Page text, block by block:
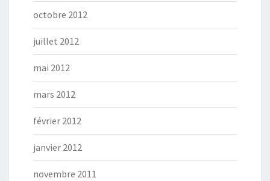
octobre 2012
juillet 2012
mai 2012
mars 2012
février 2012
janvier 2012
novembre 2011